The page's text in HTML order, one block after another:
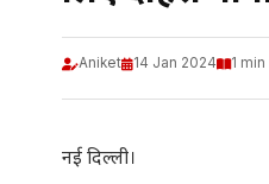
Aniket 14 Jan 2024 1 min
नई दिल्ली।